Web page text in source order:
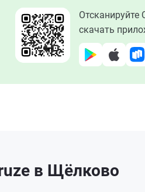
Отсканируйте
скачать
в Щёлково